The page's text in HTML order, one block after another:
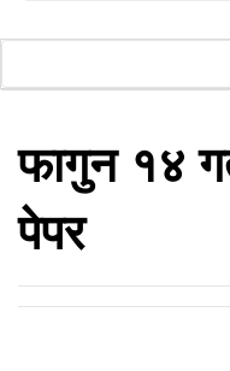
फागुन १४
पेपर